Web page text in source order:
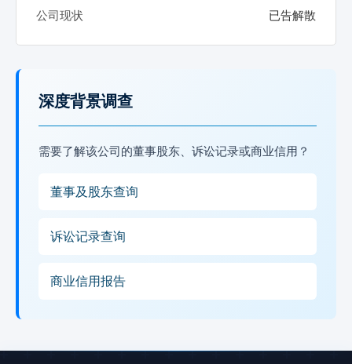
公司现状 已告解散
深度背景调查
需要了解该公司的董事股东、诉讼记录或商业信用？
董事及股东查询
诉讼记录查询
商业信用报告